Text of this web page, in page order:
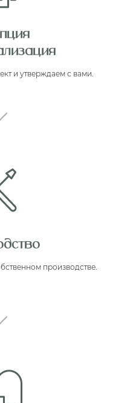
и утверждаем с вами.
производстве.